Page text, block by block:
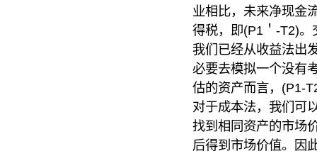
业相比，未来净现金
得税，即(P1＇-T2)
我们已经从收益法出
必要去模拟一个没有
估的资产而言，(P1-
对于成本法，我们可
找到相同资产的市场
后得到市场价值。因